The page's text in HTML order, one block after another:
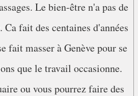
Le bien-être n'a pas de
fait des centaines d'années
fait masser à Genève pour se
que le travail occasionne.
ou vous pourrez faire des